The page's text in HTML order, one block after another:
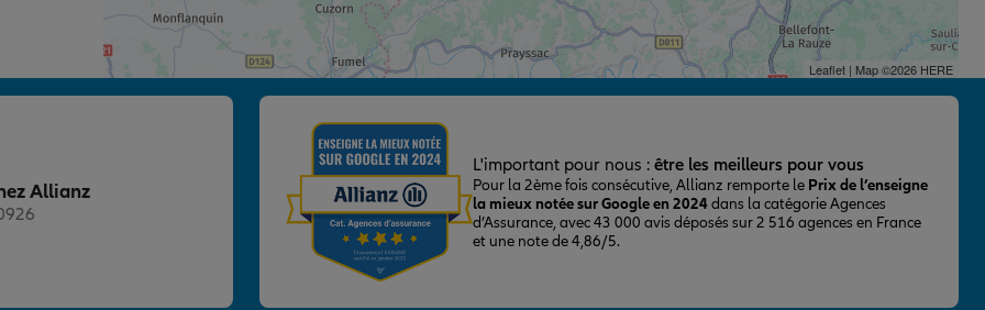
Leaflet| Map ©2026 HERE
Allianz
L'important pour nous : être les meilleurs pour vous
Pour la 2ème fois consécutive, Allianz remporte le Prix de l’enseigne
la mieux notée sur Google en 2024dans la catégorie Agences
d’Assurance, avec 43 000 avis déposés sur 2 516 agences en France
et une note de 4,86/5.